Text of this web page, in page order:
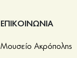
ΕΠΙΚΟΙΝΩΝΙΑ
Μουσείο Ακρόπολης